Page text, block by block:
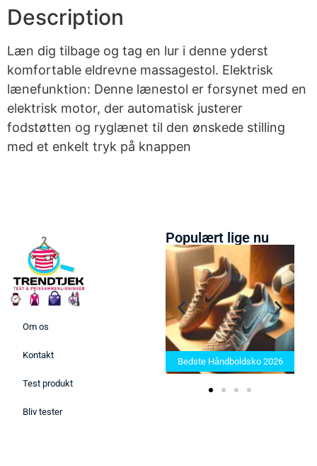
Description
Læn dig tilbage og tag en lur i denne yderst
komfortable eldrevne massagestol. Elektrisk
lænefunktion: Denne lænestol er forsynet med en
elektrisk motor, der automatisk justerer
fodstøtten og ryglænet til den ønskede stilling
med et enkelt tryk på knappen
Om os
Kontakt
Test produkt
Bliv tester
Populært lige nu
Bedste Saunatæppe 2025 –
Find de bedste produkter her!
Bedste Håndboldsko 2026